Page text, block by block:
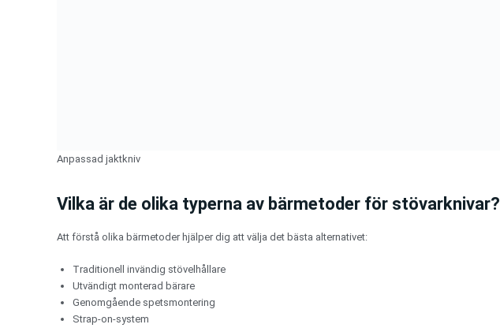
Anpassad jaktkniv
Vilka är de olika typerna av bärmetoder för stövarknivar?
Att förstå olika bärmetoder hjälper dig att välja det bästa alternativet:
Traditionell invändig stövelhållare
Utvändigt monterad bärare
Genomgående spetsmontering
Strap-on-system